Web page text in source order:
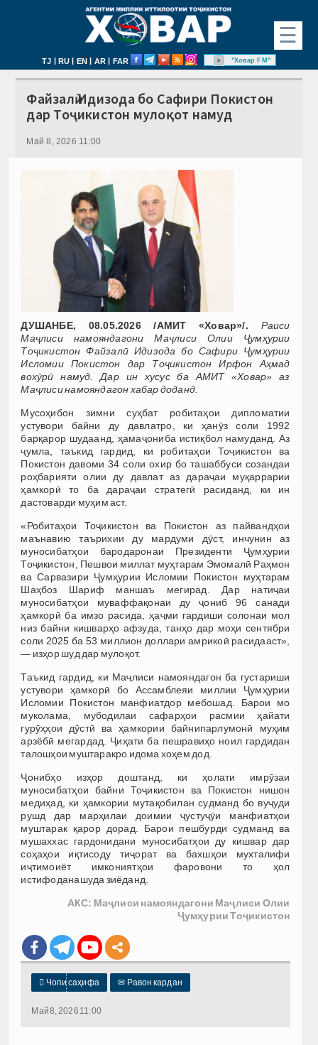
☰
TJ | RU | EN | AR | FAR "Ховар FM"
Файзалӣ Идизода бо Сафири Покистон
дар Тоҷикистон мулоқот намуд
Май 8, 2026 11:00
ДУШАНБЕ, 08.05.2026 /АМИТ «Ховар»/.
Раиси
Маҷлиси намояндагони Маҷлиси Олии Ҷумҳурии
Тоҷикистон Файзалӣ Идизода бо Сафири Ҷумҳурии
Исломии Покистон дар Тоҷикистон Ирфон Аҳмад
вохӯрӣ намуд. Дар ин хусус ба АМИТ «Ховар» аз
Маҷлиси намояндагон хабар доданд.
Мусоҳибон зимни суҳбат робитаҳои дипломатии
устувори байни ду давлатро, ки ҳанӯз соли 1992
барқарор шудаанд, ҳамаҷониба истиқбол намуданд. Аз
ҷумла, таъкид гардид, ки робитаҳои Тоҷикистон ва
Покистон давоми 34 соли охир бо ташаббуси созандаи
роҳбарияти олии ду давлат аз дараҷаи муқаррарии
ҳамкорӣ то ба дараҷаи стратегӣ расиданд, ки ин
дастоварди муҳим аст.
«Робитаҳои Тоҷикистон ва Покистон аз пайвандҳои
маънавию таърихии ду мардуми дӯст, инчунин аз
муносибатҳои бародаронаи Президенти Ҷумҳурии
Тоҷикистон, Пешвои миллат муҳтарам Эмомалӣ Раҳмон
ва Сарвазири Ҷумҳурии Исломии Покистон муҳтарам
Шаҳбоз Шариф маншаъ мегирад. Дар натиҷаи
муносибатҳои муваффақонаи ду ҷониб 96 санади
ҳамкорӣ ба имзо расида, ҳаҷми гардиши солонаи мол
низ байни кишварҳо афзуда, танҳо дар моҳи сентябри
соли 2025 ба 53 миллион доллари амрикоӣ расидааст»,
— изҳор шуд дар мулоқот.
Таъкид гардид, ки Маҷлиси намояндагон ба густариши
устувори ҳамкорӣ бо Ассамблеяи миллии Ҷумҳурии
Исломии Покистон манфиатдор мебошад. Барои мо
муколама, мубодилаи сафарҳои расмии ҳайати
гурӯҳҳои дӯстӣ ва ҳамкории байнипарлумонӣ муҳим
арзёбӣ мегардад. Ҷиҳати ба пешравиҳо ноил гардидан
талошҳои муштаракро идома хоҳем дод.
Ҷонибҳо изҳор доштанд, ки ҳолати имрӯзаи
муносибатҳои байни Тоҷикистон ва Покистон нишон
медиҳад, ки ҳамкории мутақобилан судманд бо вуҷуди
рушд дар марҳилаи доимии ҷустуҷӯи манфиатҳои
муштарак қарор дорад. Барои пешбурди судманд ва
мушаххас гардонидани муносибатҳои ду кишвар дар
соҳаҳои иқтисоду тиҷорат ва бахшҳои мухталифи
иҷтимоиёт имкониятҳои фаровони то ҳол
истифоданашуда зиёданд.
АКС: Маҷлиси намояндагони Маҷлиси Олии
Ҷумҳурии Тоҷикистон
 Чопи саҳифа ✉ Равон кардан
Май 8, 2026 11:00